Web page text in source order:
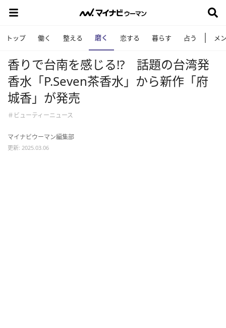
トップ 働く 整える 磨く 恋する 暮らす 占う メ
香りで台南を感じる!? 話題の台湾発
香水「P.Seven茶香水」から新作「府
城香」が発売
＃ビューティーニュース
マイナビウーマン編集部
更新: 2025.03.06